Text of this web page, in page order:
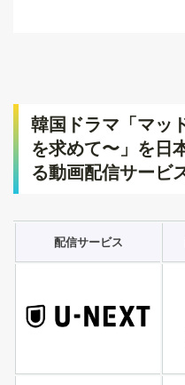
韓国ドラマ「マッ
を求めて〜」を日
る動画配信サービ
配信サービス